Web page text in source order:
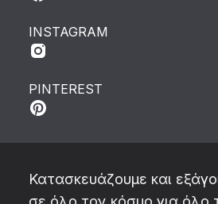
INSTAGRAM
PINTEREST
Κατασκευάζουμε και